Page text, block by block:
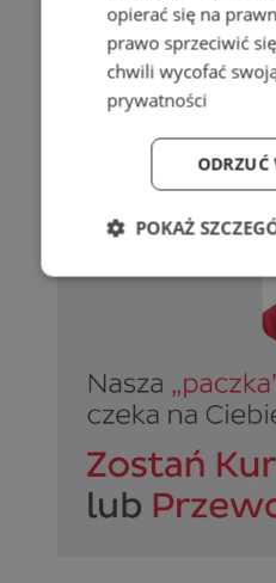
opierać się na
prawo sprzeciwić
chwili wycofać
prywatności
ODRZUĆ
POKAŻ
Niezbędne